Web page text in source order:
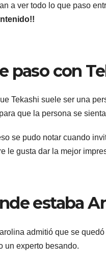
a ver todo lo que paso
paso con
Tekashi suele ser una
que la persona se
se pudo notar cuando
le gusta dar la mejor
estaba
admitió que se
un experto besando.